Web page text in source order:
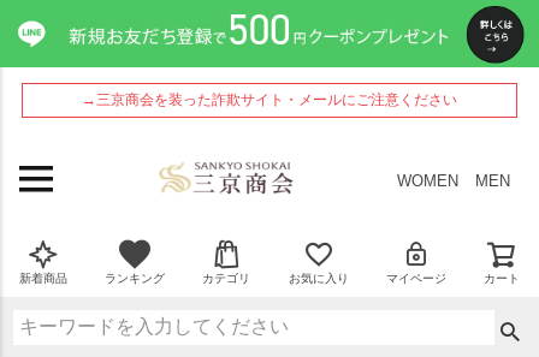
→三京商会を装った詐欺サイト・メールにご注意ください
WOMEN MEN
新着商品 ランキング カテゴリ お気に入り マイページ カート
ペー
ジト
ップ
へ